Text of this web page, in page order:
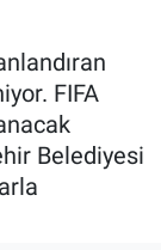
FIFA
Belediyesi